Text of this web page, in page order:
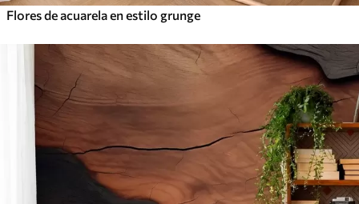
Flores de acuarela en estilo grunge